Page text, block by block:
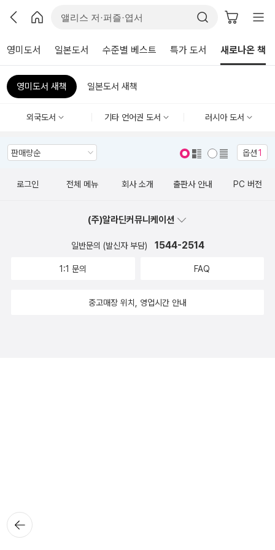
영미도서 일본도서 수준별 베스트 특가 도서 새로나온 책
영미도서 새책 일본도서 새책
외국도서 기타 언어권 도서 러시아 도서
옵션1
뒤로가
기
로그인 전체 메뉴 회사 소개 출판사 안내 PC 버전
(주)알라딘커뮤니케이션
일반문의 (발신자 부담) 1544-2514
1:1 문의 FAQ
중고매장 위치, 영업시간 안내